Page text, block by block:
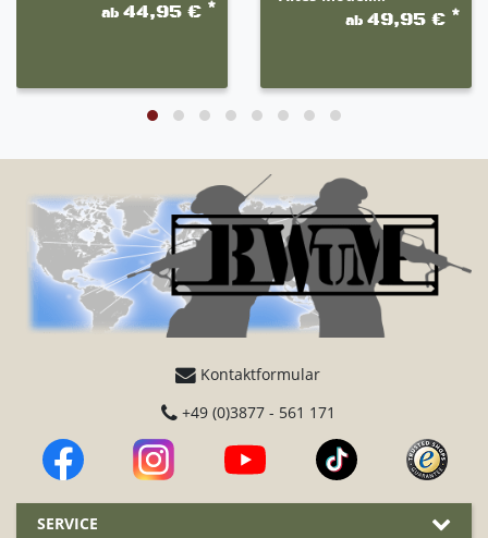
ab44,95 € *
ab 49,95 € *
Kontaktformular
+49 (0)3877 - 561 171
SERVICE